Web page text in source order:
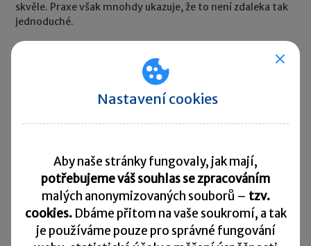
skvěle. Praxe však mnohdy ukazuje, že to není zdaleka tak
jednoduché.
Nastavení cookies
Aby naše stránky fungovaly, jak mají,
potřebujeme váš souhlas se zpracováním
malých anonymizovaných souborů – tzv.
cookies. Dbáme přitom na vaše soukromí, a tak
je používáme pouze pro správné fungování